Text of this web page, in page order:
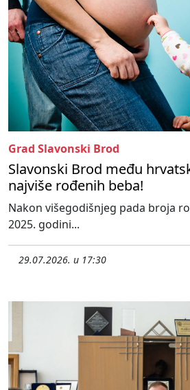
Grad Slavonski Brod
Slavonski Brod među
najviše rođenih beba!
Nakon višegodišnjeg pada broja
2025. godini...
29.07.2026. u 17:30